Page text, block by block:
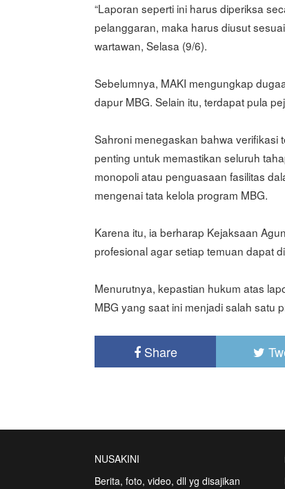
“Laporan seperti ini harus diperiksa
pelanggaran, maka harus diusut
wartawan, Selasa (9/6).
Sebelumnya, MAKI mengungkap
dapur MBG. Selain itu, terdapat pula
Sahroni menegaskan bahwa verifikasi
penting untuk memastikan seluruh
monopoli atau penguasaan fasilitas
mengenai tata kelola program MBG.
Karena itu, ia berharap Kejaksaan
profesional agar setiap temuan dapat
Menurutnya, kepastian hukum atas
MBG yang saat ini menjadi salah satu
Share
NUSAKINI
Berita, foto, video, dll yg disajikan